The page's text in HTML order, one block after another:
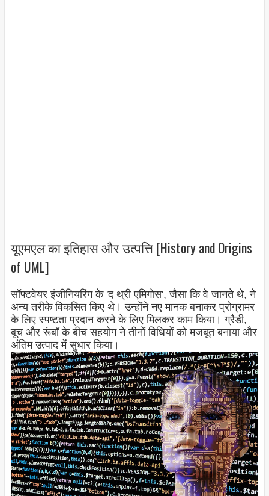
यूएमएल का इतिहास और उत्पत्ति [History and Origins
of UML]
सॉफ्टवेयर इंजीनियरिंग के 'द थ्री एमिगोस', जैसा कि वे जानते थे, ने
अन्य तरीके विकसित किए थे। उन्होंने नए मानक बनाकर प्रोग्रामर
के लिए स्पष्टता प्रदान करने के लिए मिलकर काम किया। ग्रैडी,
बूच और रूंबॉ के बीच सहयोग ने तीनों विधियों को मजबूत बनाया और
अंतिम उत्पाद में सुधार किया।